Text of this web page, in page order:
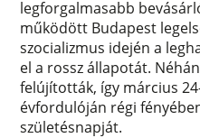
legforgalmasabb
működött Budapest
szocializmus idején a
el a rossz állapotát.
felújították, így március
évfordulóján régi
születésnapját.